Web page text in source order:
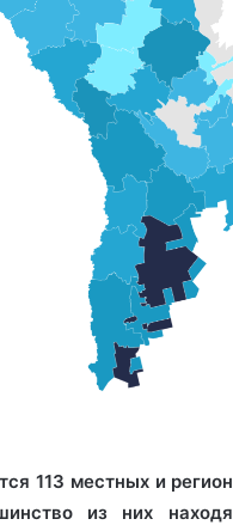
113 местных и
из них